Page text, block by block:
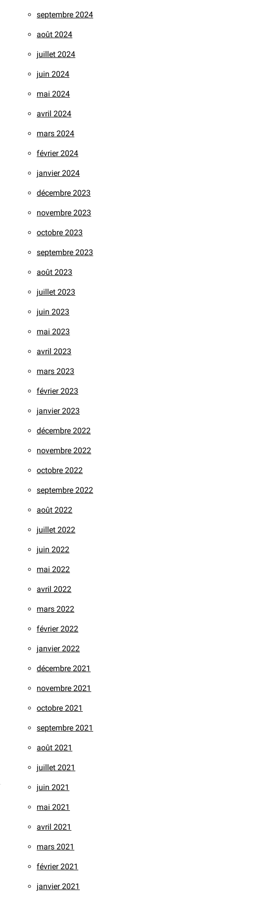
septembre 2024
août 2024
juillet 2024
juin 2024
mai 2024
avril 2024
mars 2024
février 2024
janvier 2024
décembre 2023
novembre 2023
octobre 2023
septembre 2023
août 2023
juillet 2023
juin 2023
mai 2023
avril 2023
mars 2023
février 2023
janvier 2023
décembre 2022
novembre 2022
octobre 2022
septembre 2022
août 2022
juillet 2022
juin 2022
mai 2022
avril 2022
mars 2022
février 2022
janvier 2022
décembre 2021
novembre 2021
octobre 2021
septembre 2021
août 2021
juillet 2021
juin 2021
mai 2021
avril 2021
mars 2021
février 2021
janvier 2021